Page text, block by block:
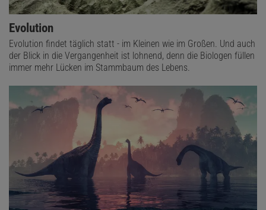
Evolution
Evolution findet täglich statt - im Kleinen wie im Großen. Und auch
der Blick in die Vergangenheit ist lohnend, denn die Biologen füllen
immer mehr Lücken im Stammbaum des Lebens.